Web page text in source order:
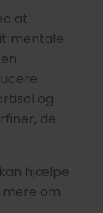
at
mentale
og
de
hjælpe
om